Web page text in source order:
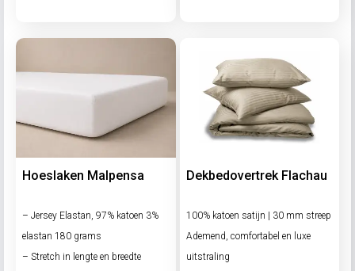
Hoeslaken Malpensa
– Jersey Elastan, 97% katoen 3%
elastan 180 grams
– Stretch in lengte en breedte
Dekbedovertrek Flachau
100% katoen satijn | 30 mm streep
Ademend, comfortabel en luxe
uitstraling